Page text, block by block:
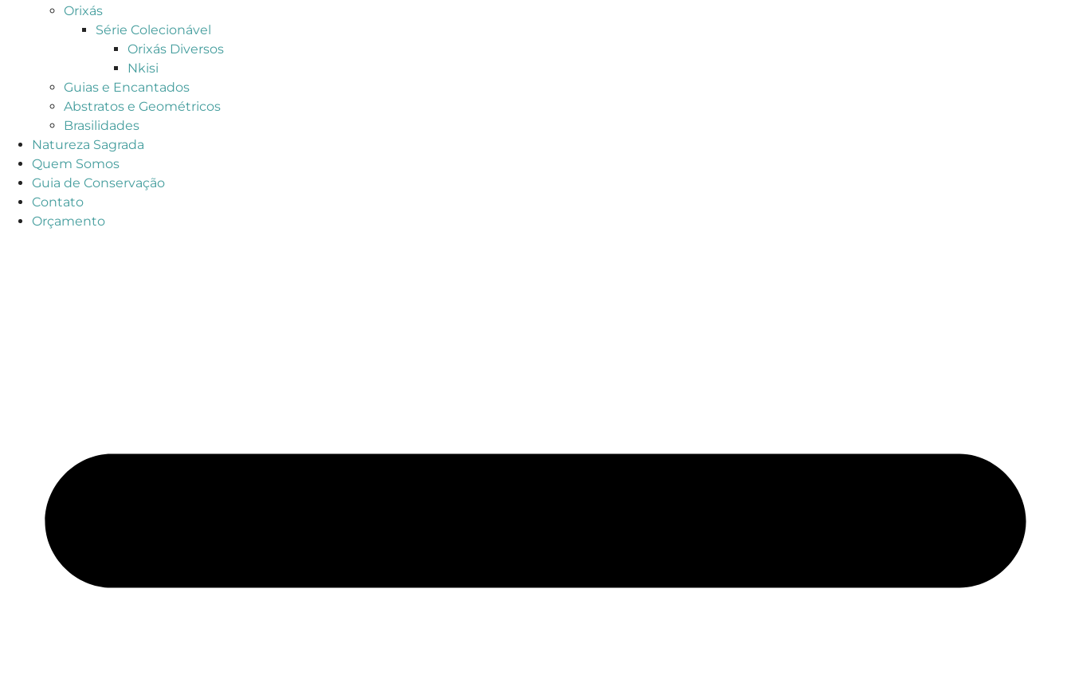
Orixás
Série Colecionável
Orixás Diversos
Nkisi
Guias e Encantados
Abstratos e Geométricos
Brasilidades
Natureza Sagrada
Quem Somos
Guia de Conservação
Contato
Orçamento